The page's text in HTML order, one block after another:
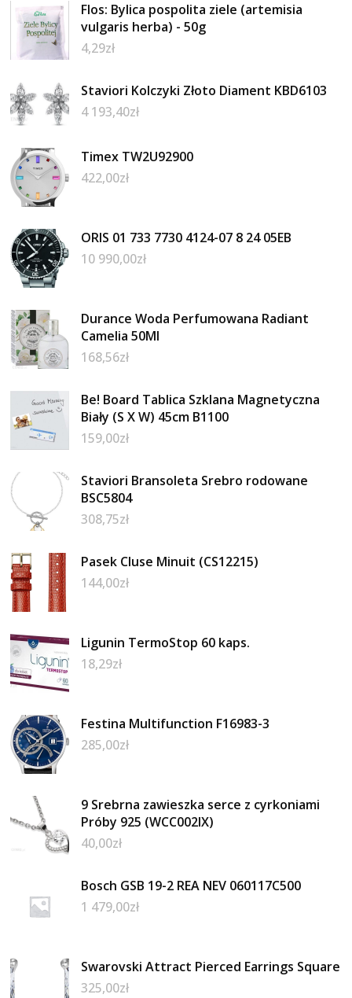
Flos: Bylica pospolita ziele (artemisia
vulgaris herba) - 50g
4,29zł
Staviori Kolczyki Złoto Diament KBD6103
4 193,40zł
Timex TW2U92900
422,00zł
ORIS 01 733 7730 4124-07 8 24 05EB
10 990,00zł
Durance Woda Perfumowana Radiant
Camelia 50Ml
168,56zł
Be! Board Tablica Szklana Magnetyczna
Biały (S X W) 45cm B1100
159,00zł
Staviori Bransoleta Srebro rodowane
BSC5804
308,75zł
Pasek Cluse Minuit (CS12215)
144,00zł
Ligunin TermoStop 60 kaps.
18,29zł
Festina Multifunction F16983-3
285,00zł
9 Srebrna zawieszka serce z cyrkoniami
Próby 925 (WCC002IX)
40,00zł
Bosch GSB 19-2 REA NEV 060117C500
1 479,00zł
Swarovski Attract Pierced Earrings Square
325,00zł